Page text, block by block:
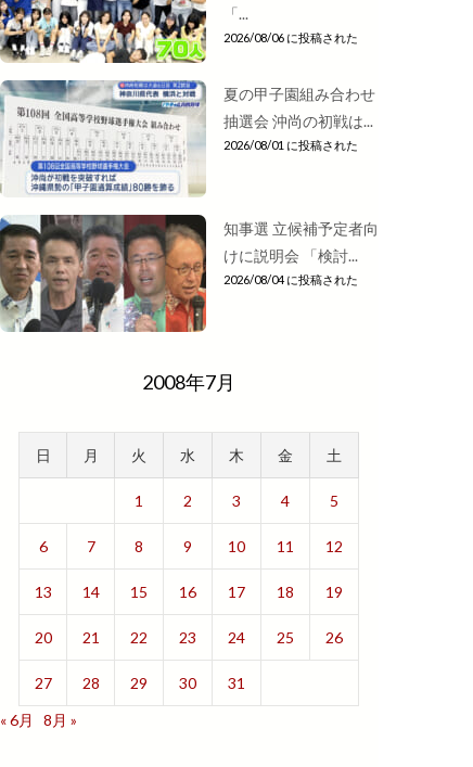
「...
2026/08/06 に投稿された
夏の甲子園組み合わせ
抽選会 沖尚の初戦は...
2026/08/01 に投稿された
知事選 立候補予定者向
けに説明会 「検討...
2026/08/04 に投稿された
2008年7月
日 月 火 水 木 金 土
1 2 3 4 5
6 7 8 9 10 11 12
13 14 15 16 17 18 19
20 21 22 23 24 25 26
27 28 29 30
31
« 6月
8月 »